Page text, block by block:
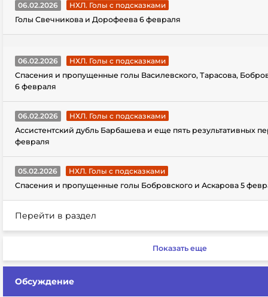
06.02.2026
НХЛ. Голы с подсказками
Голы Свечникова и Дорофеева 6 февраля
06.02.2026
НХЛ. Голы с подсказками
Спасения и пропущенные голы Василевского, Тарасова,
6 февраля
06.02.2026
НХЛ. Голы с подсказками
Ассистентский дубль Барбашева и еще пять результативных
февраля
05.02.2026
НХЛ. Голы с подсказками
Спасения и пропущенные голы Бобровского и Аскарова 5
Перейти в раздел
Показать еще
Обсуждение